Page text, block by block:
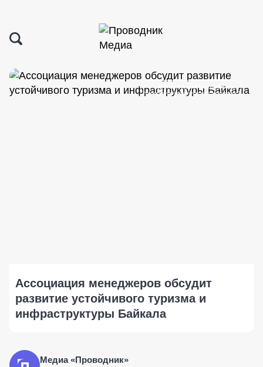
Экологическая безопасность
Ассоциация менеджеров обсудит
развитие устойчивого туризма и
инфраструктуры Байкала
Медиа «Проводник»